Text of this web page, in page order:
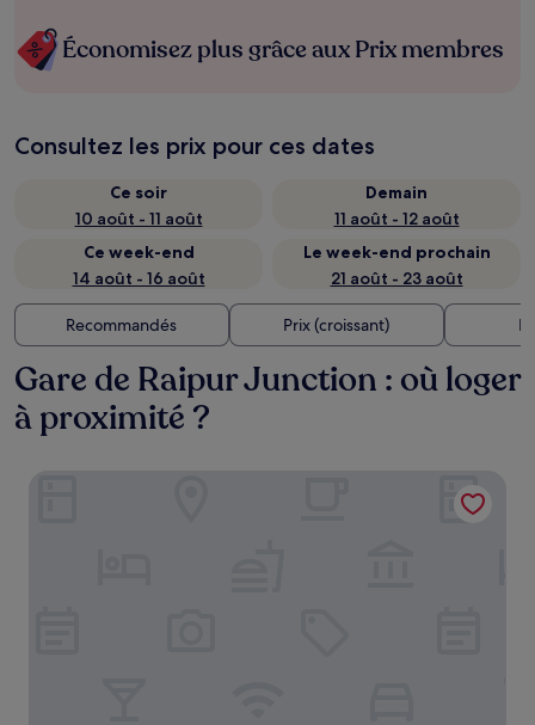
Économisez plus grâce aux Prix membres
Consultez les prix pour ces dates
Ce soir
10 août - 11 août
Demain
11 août - 12 août
Ce week-end
14 août - 16 août
Le week-end prochain
21 août - 23 août
Recommandés Prix (croissant)
Gare de Raipur Junction : où loger
à proximité ?